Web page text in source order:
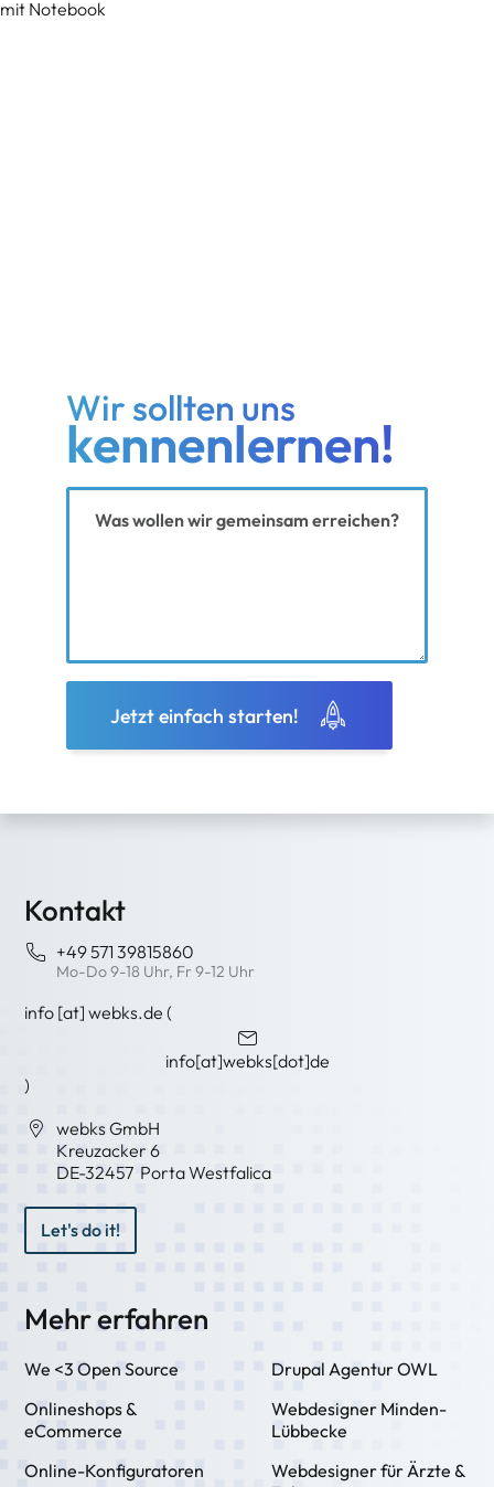
Wir sollten uns
kennenlernen!
Jetzt einfach starten!
Kontakt
+49 571 39815860
Mo-Do 9-18 Uhr, Fr 9-12 Uhr
info [at]webks.de (
info[at]webks[dot]de
)
webks GmbH
Kreuzacker 6
DE-32457 Porta Westfalica
Let's do it!
Mehr erfahren
We <3 Open Source
Onlineshops &
eCommerce
Online-Konfiguratoren
Drupal Agentur OWL
Webdesigner Minden-
Lübbecke
Webdesigner für Ärzte &